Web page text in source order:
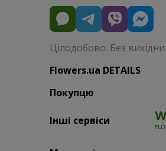
Цілодобово. Без
Flowers.ua DETAILS
Покупцю
Інші сервіси